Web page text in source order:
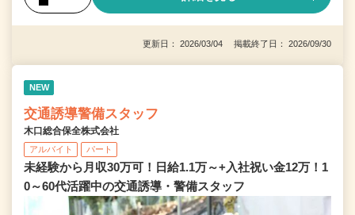
更新日： 2026/03/04 掲載終了日： 2026/09/30
NEW
交通誘導警備スタッフ
木口総合保全株式会社
アルバイト パート
未経験から月収30万可！日給1.1万～+入社祝い金12万！1
0～60代活躍中の交通誘導・警備スタッフ